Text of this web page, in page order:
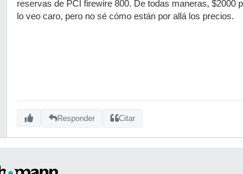
reservas de PCI firewire 800. De todas maneras, $2000
lo veo caro, pero no sé cómo están por allá los precios.
Responder Citar